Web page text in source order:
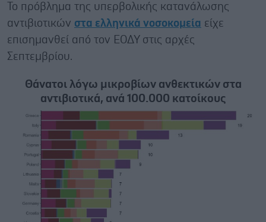
Το πρόβλημα της υπερβολικής κατανάλωσης
αντιβιοτικών στα ελληνικά νοσοκομεία είχε
επισημανθεί από τον ΕΟΔΥ στις αρχές
Σεπτεμβρίου.
Θάνατοι λόγω μικροβίων ανθεκτικών στα
αντιβιοτικά, ανά 100.000 κατοίκους